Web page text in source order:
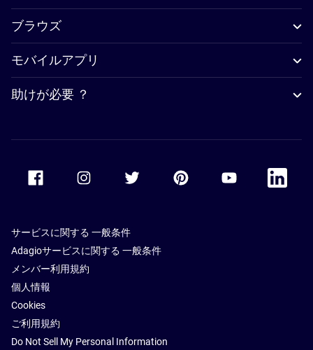
ブラウズ
モバイルアプリ
助けが必要 ？
Accor Facebook Accor TwitterAccor PinterestAccor Youtube
Accor
サービスに関する 一般条件
Adagioサービスに関する 一般条件
メンバー利用規約
個人情報
Cookies
ご利用規約
Do Not Sell My Personal Information